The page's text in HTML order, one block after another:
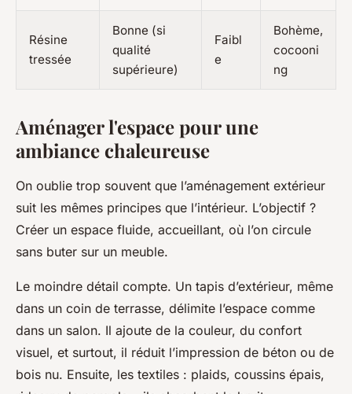
Résine
tressée
Bonne (si
qualité
supérieure)
Faibl
e
Bohème,
cocooni
ng
Aménager l'espace pour une
ambiance chaleureuse
On oublie trop souvent que l’aménagement extérieur
suit les mêmes principes que l’intérieur. L’objectif ?
Créer un espace fluide, accueillant, où l’on circule
sans buter sur un meuble.
Le moindre détail compte. Un tapis d’extérieur, même
dans un coin de terrasse, délimite l’espace comme
dans un salon. Il ajoute de la couleur, du confort
visuel, et surtout, il réduit l’impression de béton ou de
bois nu. Ensuite, les textiles : plaids, coussins épais,